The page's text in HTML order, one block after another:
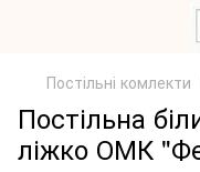
Постільні комлекти
Постільна
ліжко ОМК